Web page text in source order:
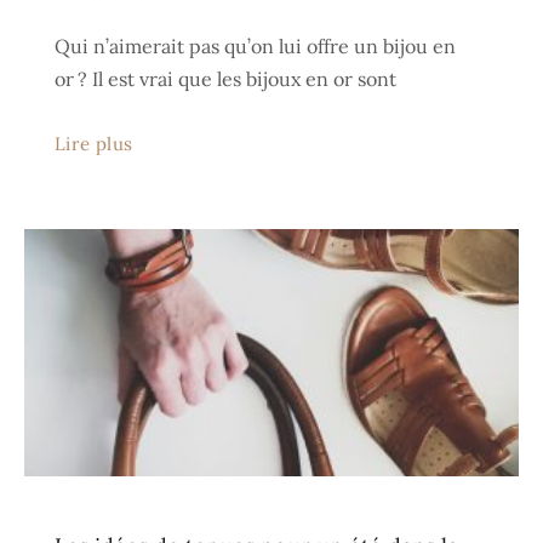
Qui n’aimerait pas qu’on lui offre un bijou en
or ? Il est vrai que les bijoux en or sont
Lire plus